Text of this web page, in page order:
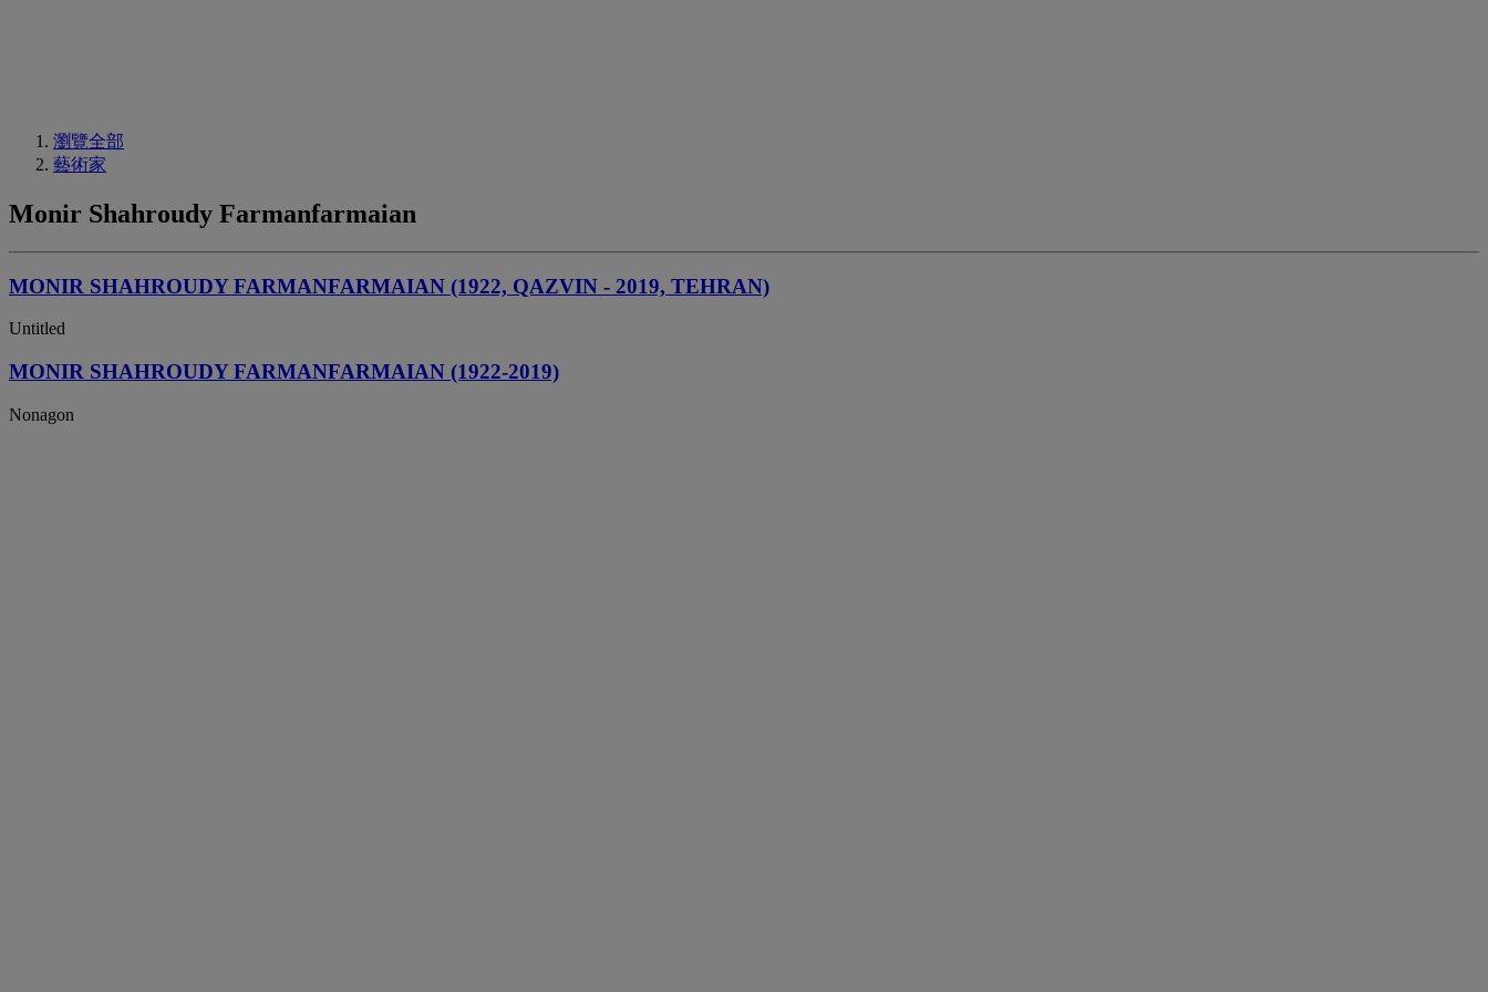
瀏覽全部
藝術家
Monir Shahroudy Farmanfarmaian
MONIR SHAHROUDY FARMANFARMAIAN (1922, QAZVIN - 2019, TEHRAN)
Untitled
MONIR SHAHROUDY FARMANFARMAIAN (1922-2019)
Nonagon